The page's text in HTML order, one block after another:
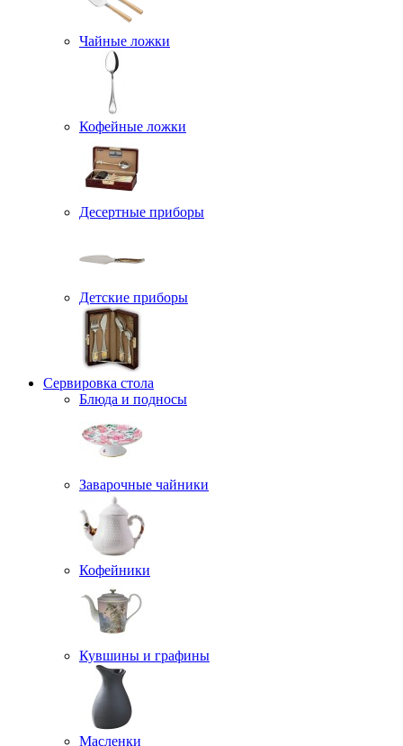
Чайные ложки
Кофейные ложки
Десертные приборы
Детские приборы
Сервировка стола
Блюда и подносы
Заварочные чайники
Кофейники
Кувшины и графины
Масленки